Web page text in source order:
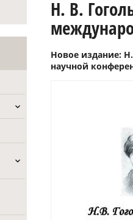
Н. В.
Новое издание:
научной